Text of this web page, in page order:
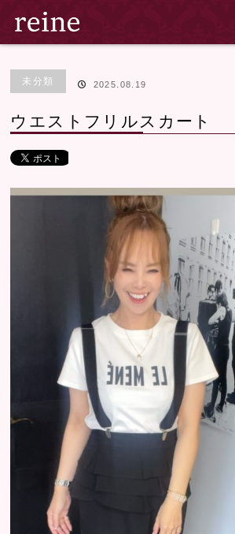
ブログ
未分類 2025.08.19
ウエストフリルスカート